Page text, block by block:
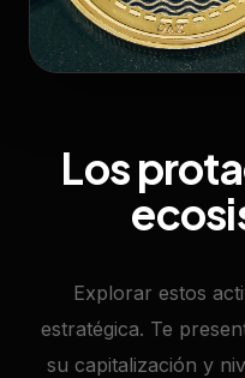
Los
Explorar estos
estratégica. Te
su capitalización y